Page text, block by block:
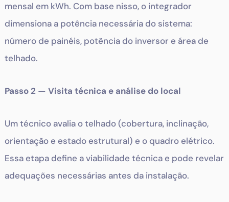
mensal em kWh. Com base nisso, o integrador
dimensiona a potência necessária do sistema:
número de painéis, potência do inversor e área de
telhado.
Passo 2 — Visita técnica e análise do local
Um técnico avalia o telhado (cobertura, inclinação,
orientação e estado estrutural) e o quadro elétrico.
Essa etapa define a viabilidade técnica e pode revelar
adequações necessárias antes da instalação.